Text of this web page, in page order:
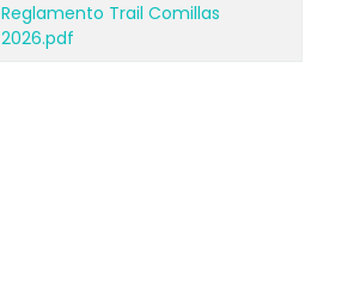
Reglamento Trail Comillas
2026.pdf